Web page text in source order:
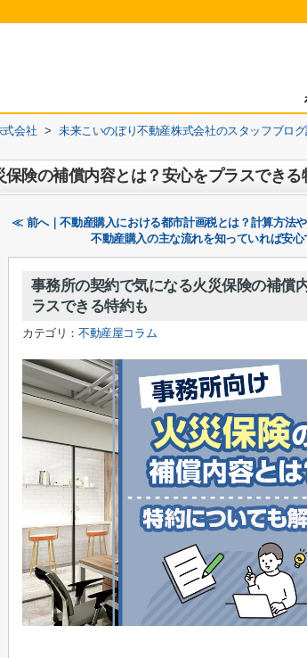
式会社 > 未来こいのぼり不動産株式会社のスタッフブロ
険の補償内容とは？安心をプラスできる
≪ 前へ｜不動産購入における都市計画税とは？計算方法や
不動産購入の主な流れを知っていれば安
事務所の契約で気になる火災保険の補償
ラスできる特約も
カテゴリ：不動産屋コラム